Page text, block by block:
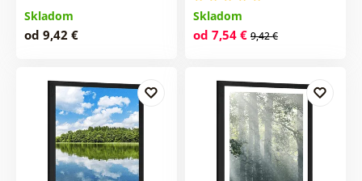
Skladom
od 9,42 €
Skladom
od 7,54 € 9,42 €